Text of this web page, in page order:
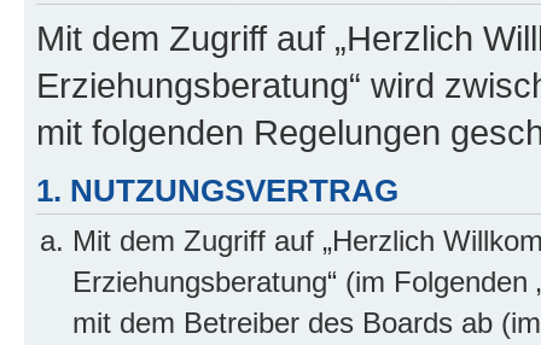
Mit dem Zugriff auf „Herzlich
Erziehungsberatung“ wird
mit folgenden Regelungen
1. NUTZUNGSVERTRAG
Mit dem Zugriff auf „Herzlich
Erziehungsberatung“ (im
mit dem Betreiber des Boards ab